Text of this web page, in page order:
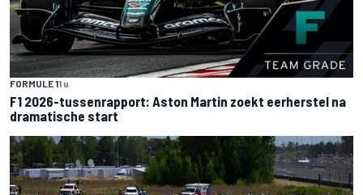
FORMULE 11 u
F1 2026-tussenrapport: Aston Martin zoekt eerherstel na
dramatische start